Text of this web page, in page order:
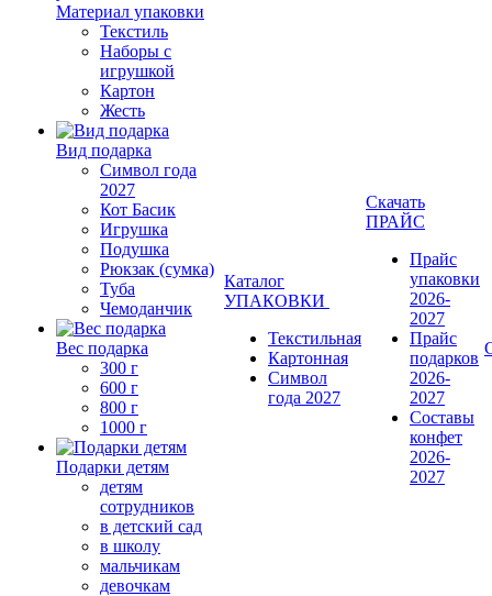
Материал упаковки
Текстиль
Наборы с
игрушкой
Картон
Жесть
Вид подарка
Символ года
2027
Кот Басик
Игрушка
Подушка
Рюкзак (сумка)
Туба
Чемоданчик
Вес подарка
300 г
600 г
800 г
1000 г
Подарки детям
детям
сотрудников
в детский сад
в школу
мальчикам
девочкам
Каталог
УПАКОВКИ
Текстильная
Картонная
Символ
года 2027
Скачать
ПРАЙС
Прайс
упаковки
2026-
2027
Прайс
подарков
2026-
2027
Составы
конфет
2026-
2027